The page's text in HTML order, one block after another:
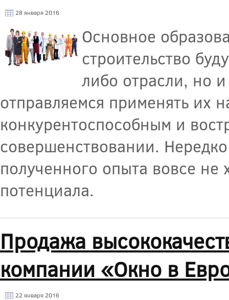
28 января 2016
Основное
строительство
либо отрасли, но
отправляемся применять их
конкурентоспособным и
совершенствовании.
полученного опыта вовсе не
потенциала.
Продажа
компании «Окно в
22 января 2016